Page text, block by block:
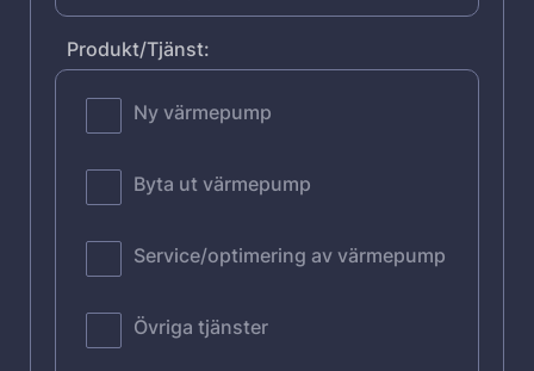
Produkt/Tjänst:
Ny värmepump
Byta ut värmepump
Service/optimering av värmepump
Övriga tjänster